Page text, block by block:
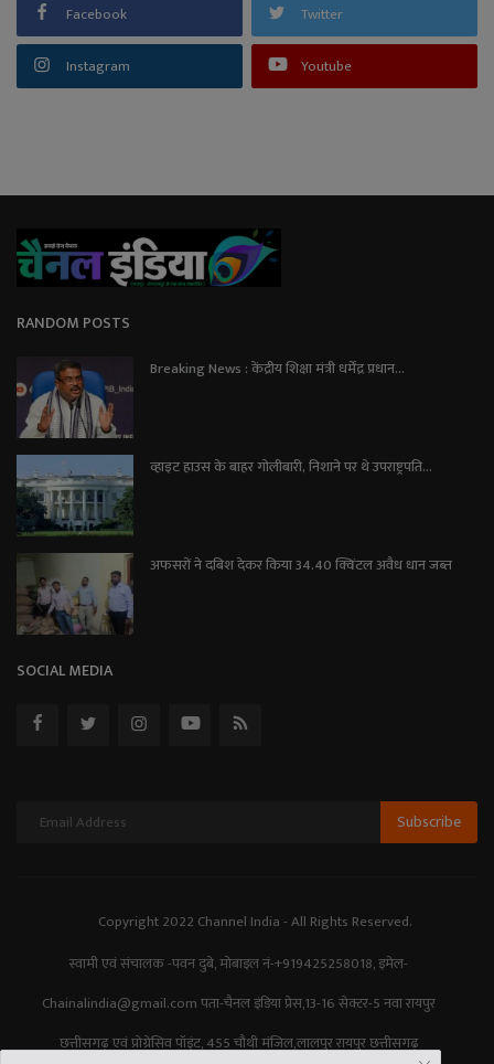
Facebook Twitter
Instagram Youtube
RANDOM POSTS
Breaking News : केंद्रीय शिक्षा मंत्री धर्मेंद्र प्रधान...
व्हाइट हाउस के बाहर गोलीबारी, निशाने पर थे उपराष्ट्रपति...
अफसरों ने दबिश देकर किया 34.40 क्विंटल अवैध धान जब्त
SOCIAL MEDIA
Subscribe
Copyright 2022 Channel India - All Rights Reserved.
स्वामी एवं संचालक -पवन दुबे, मोबाइल नं-+919425258018, इमेल-
Chainalindia@gmail.com पता-चैनल इंडिया प्रेस,13-16 सेक्टर-5 नवा रायपुर
छत्तीसगढ़ एवं प्रोग्रेसिव पॉइंट, 455 चौथी मंजिल,लालपुर रायपुर छत्तीसगढ़